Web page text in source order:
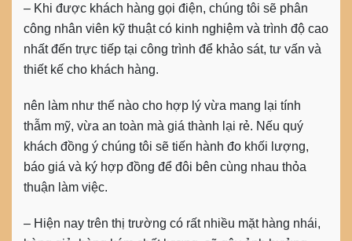
– Khi được khách hàng gọi điện, chúng tôi sẽ phân
công nhân viên kỹ thuật có kinh nghiệm và trình độ cao
nhất đến trực tiếp tại công trình để khảo sát, tư vấn và
thiết kế cho khách hàng.
nên làm như thế nào cho hợp lý vừa mang lại tính
thẫm mỹ, vừa an toàn mà giá thành lại rẻ. Nếu quý
khách đồng ý chúng tôi sẽ tiến hành đo khối lượng,
báo giá và ký hợp đồng để đôi bên cùng nhau thỏa
thuận làm việc.
– Hiện nay trên thị trường có rất nhiều mặt hàng nhái,